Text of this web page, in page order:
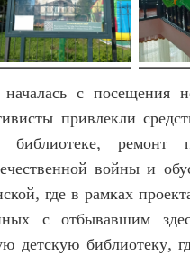
с посещения
привлекли
ремонт
войны и
где в рамках
с отбывавшим
детскую библиотеку,